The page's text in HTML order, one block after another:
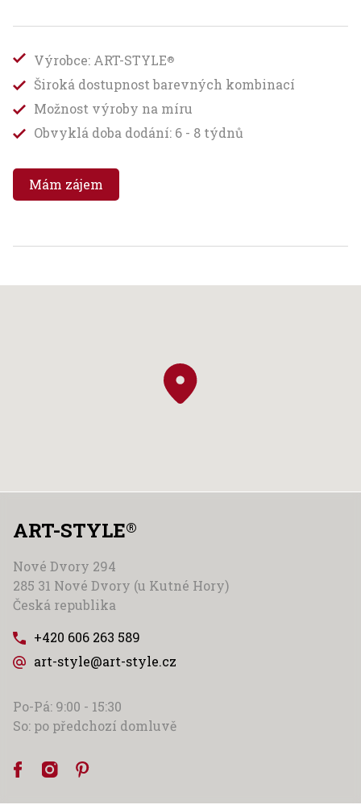
Výrobce: ART-STYLE®
Široká dostupnost barevných kombinací
Možnost výroby na míru
Obvyklá doba dodání: 6 - 8 týdnů
Mám zájem
ART-STYLE®
Nové Dvory 294
285 31 Nové Dvory (u Kutné Hory)
Česká republika
+420 606 263 589
art-style@art-style.cz
Po-Pá: 9:00 - 15:30
So: po předchozí domluvě